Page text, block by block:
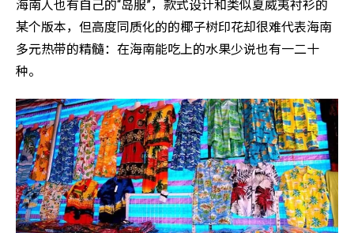
海南人也有自己的“岛服”，款式设计和类似夏威夷衬衫的
某个版本，但高度同质化的的椰子树印花却很难代表海南
多元热带的精髓：在海南能吃上的水果少说也有一二十
种。